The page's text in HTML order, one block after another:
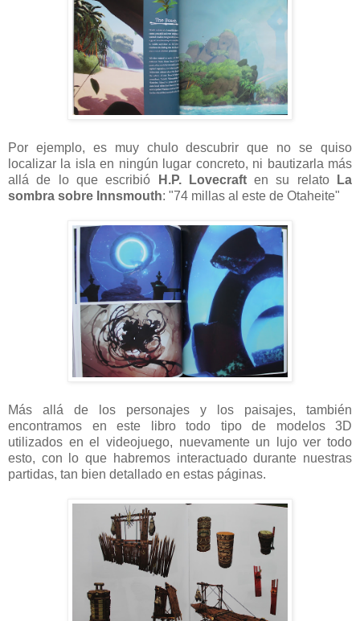
Por ejemplo, es muy chulo descubrir que no se quiso
localizar la isla en ningún lugar concreto, ni bautizarla más
allá de lo que escribió
H.P. Lovecraften su relato
La
sombra sobre Innsmouth: "74 millas al este de Otaheite"
Más allá de los personajes y los paisajes, también
encontramos en este libro todo tipo de modelos 3D
utilizados en el videojuego, nuevamente un lujo ver todo
esto, con lo que habremos interactuado durante nuestras
partidas, tan bien detallado en estas páginas.